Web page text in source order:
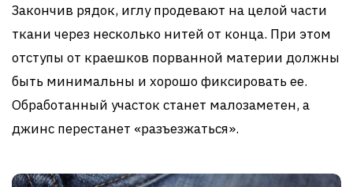
Закончив рядок, иглу продевают на целой части
ткани через несколько нитей от конца. При этом
отступы от краешков порванной материи должны
быть минимальны и хорошо фиксировать ее.
Обработанный участок станет малозаметен, а
джинс перестанет «разъезжаться».